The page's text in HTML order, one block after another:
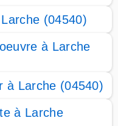
(04540)
à Larche
à Larche (04540)
à Larche